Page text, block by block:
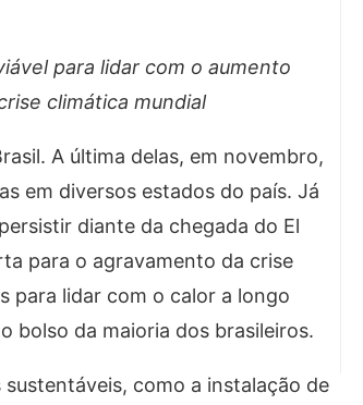
para lidar com o aumento
climática mundial
A última delas, em novembro,
em diversos estados do país. Já
diante da chegada do El
para o agravamento da crise
para lidar com o calor a longo
bolso da maioria dos brasileiros.
como a instalação de